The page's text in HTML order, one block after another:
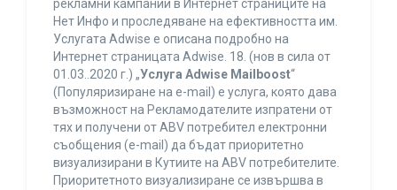
рекламни кампании в Интернет страниците на
Нет Инфо и проследяване на ефективността им.
Услугата Adwise е описана подробно на
Интернет страницата Adwise. 18. (нов в сила от
01.03..2020 г.) „Услуга Adwise Mailboost“
(Популяризиране на e-mail) е услуга, която дава
възможност на Рекламодателите изпратени от
тях и получени от ABV потребител електронни
съобщения (e-mail) да бъдат приоритетно
визуализирани в Кутиите на ABV потребителите.
Приоритетното визуализиране се извършва в